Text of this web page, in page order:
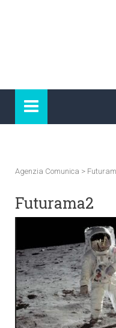
Agenzia Comunica >
Futurama2